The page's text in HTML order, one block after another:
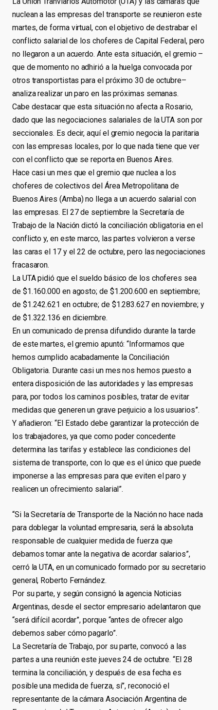
nuclean a las empresas del transporte se reunieron este
martes, de forma virtual, con el objetivo de destrabar el
conflicto salarial de los choferes de Capital Federal, pero
no llegaron a un acuerdo. Ante esta situación, el gremio –
que de momento no adhirió a la huelga convocada por
otros transportistas para el próximo 30 de octubre–
analiza realizar un paro en las próximas semanas.
Cabe destacar que esta situación no afecta a Rosario,
dado que las negociaciones salariales de la UTA son por
seccionales. Es decir, aquí el gremio negocia la paritaria
con las empresas locales, por lo que nada tiene que ver
con el conflicto que se reporta en Buenos Aires.
Hace casi un mes que el gremio que nuclea a los
choferes de colectivos del Área Metropolitana de
Buenos Aires (Amba) no llega a un acuerdo salarial con
las empresas. El 27 de septiembre la Secretaría de
Trabajo de la Nación dictó la conciliación obligatoria en el
conflicto y, en este marco, las partes volvieron a verse
las caras el 17 y el 22 de octubre, pero las negociaciones
fracasaron.
La UTA pidió que el sueldo básico de los choferes sea
de $1.160.000 en agosto; de $1.200.600 en septiembre;
de $1.242.621 en octubre; de $1.283.627 en noviembre; y
de $1.322.136 en diciembre.
En un comunicado de prensa difundido durante la tarde
de este martes, el gremio apuntó: “Informamos que
hemos cumplido acabadamente la Conciliación
Obligatoria. Durante casi un mes nos hemos puesto a
entera disposición de las autoridades y las empresas
para, por todos los caminos posibles, tratar de evitar
medidas que generen un grave perjuicio a los usuarios”.
Y añadieron: “El Estado debe garantizar la protección de
los trabajadores, ya que como poder concedente
determina las tarifas y establece las condiciones del
sistema de transporte, con lo que es el único que puede
imponerse a las empresas para que eviten el paro y
realicen un ofrecimiento salarial”.
“Si la Secretaría de Transporte de la Nación no hace nada
para doblegar la voluntad empresaria, será la absoluta
responsable de cualquier medida de fuerza que
debamos tomar ante la negativa de acordar salarios”,
cerró la UTA, en un comunicado formado por su secretario
general, Roberto Fernández.
Por su parte, y según consignó la agencia Noticias
Argentinas, desde el sector empresario adelantaron que
“será difícil acordar”, porque “antes de ofrecer algo
debemos saber cómo pagarlo”.
La Secretaría de Trabajo, por su parte, convocó a las
partes a una reunión este jueves 24 de octubre. “El 28
termina la conciliación, y después de esa fecha es
posible una medida de fuerza, sí”, reconoció el
representante de la cámara Asociación Argentina de